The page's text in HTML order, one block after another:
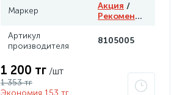
Маркер Акция /
Рекомендуем
Артикул
производителя
8105005
1 200 тг /шт
1 353 тг
Экономия 153 тг